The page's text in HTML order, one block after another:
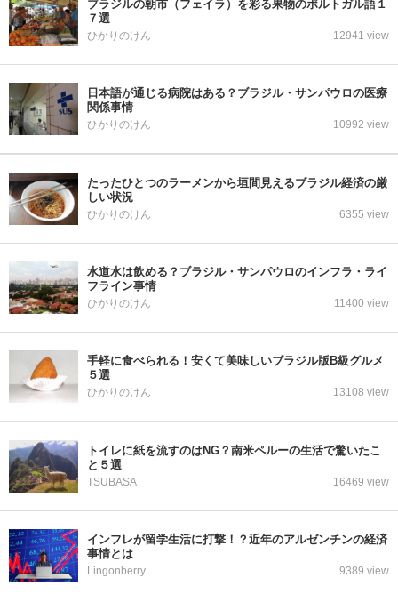
ブラジルの朝市（フェイラ）を彩る果物のポルトガル語１
７選
ひかりのけん 12941 view
日本語が通じる病院はある？ブラジル・サンパウロの医療
関係事情
ひかりのけん 10992 view
たったひとつのラーメンから垣間見えるブラジル経済の厳
しい状況
ひかりのけん 6355 view
水道水は飲める？ブラジル・サンパウロのインフラ・ライ
フライン事情
ひかりのけん 11400 view
手軽に食べられる！安くて美味しいブラジル版B級グルメ
５選
ひかりのけん 13108 view
トイレに紙を流すのはNG？南米ペルーの生活で驚いたこ
と５選
TSUBASA 16469 view
インフレが留学生活に打撃！？近年のアルゼンチンの経済
事情とは
Lingonberry 9389 view